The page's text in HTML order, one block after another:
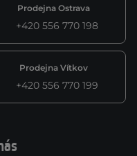
Prodejna Ostrava
+420 556 770 198
Prodejna Vítkov
+420 556 770 199